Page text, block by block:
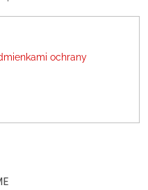
ochrany